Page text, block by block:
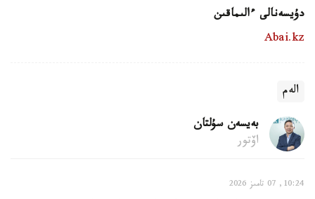
دۇيسەنالى ءالىماقىن
Abai.kz
الەم
بەيسەن سۇلتان
اۆتور
10:24, 07 تامىز 2026